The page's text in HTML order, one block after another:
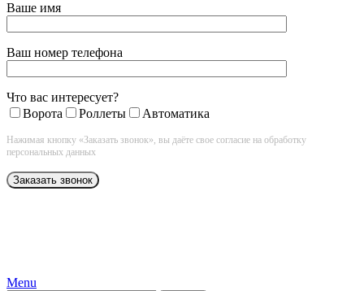
Ваше имя
Ваш номер телефона
Что вас интересует?
Ворота
Роллеты Автоматика
Нажимая кнопку «Заказать звонок», вы даёте свое согласие на обработку
персональных данных
Menu